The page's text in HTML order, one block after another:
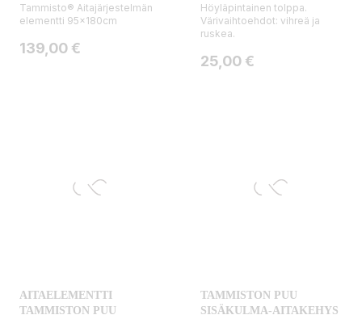
Tammisto® Aitajärjestelmän
elementti 95x180cm
Hinta
139,00 €
Höyläpintainen tolppa.
Värivaihtoehdot: vihreä ja
ruskea.
Hinta
25,00 €
AITAELEMENTTI
TAMMISTON PUU
TAMMISTON PUU
SISÄKULMA-AITAKEHYS